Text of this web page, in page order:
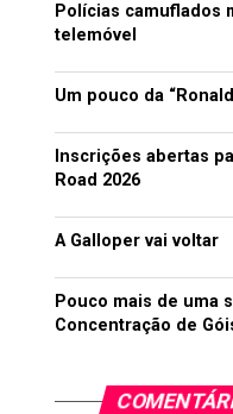
Polícias camuflados
telemóvel
Um pouco da
Inscrições abertas
Road 2026
A Galloper vai voltar
Pouco mais de uma
Concentração de